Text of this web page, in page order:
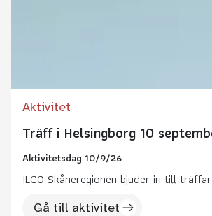
Aktivitet
Träff i Helsingborg 10
Aktivitetsdag 10/9/26
ILCO Skåneregionen bjuder in till
Gå till aktivitet